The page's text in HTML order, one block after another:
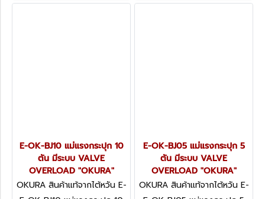
E-OK-BJ10 แม่แรงกระปุก 10
ตัน มีระบบ VALVE
OVERLOAD "OKURA"
OKURA สินค้าแท้จากไต้หวัน E-
OK-BJ10
E-OK-BJ05 แม่แรงกระปุก 5
ตัน มีระบบ VALVE
OVERLOAD "OKURA"
OKURA สินค้าแท้จากไต้หวัน E-
OK-BJ05